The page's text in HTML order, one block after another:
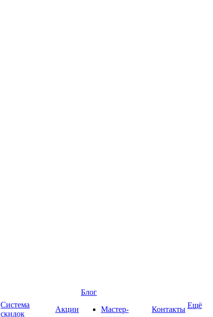
Система
скидок
Акции
Блог
Мастер-
Контакты Ещё